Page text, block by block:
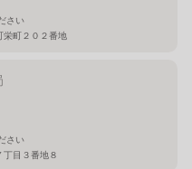
さい
栄町２０２番地
さい
目３番地８